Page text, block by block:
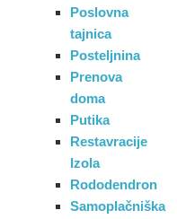
Poslovna
tajnica
Posteljnina
Prenova
doma
Putika
Restavracije
Izola
Rododendron
Samoplačniška